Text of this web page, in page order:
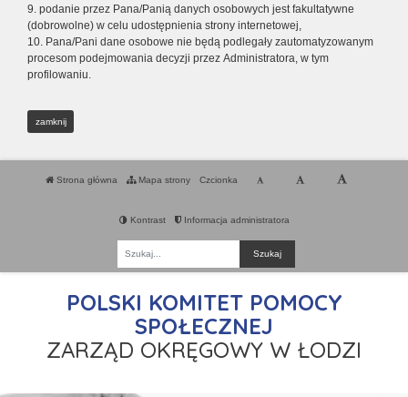
9. podanie przez Pana/Panią danych osobowych jest fakultatywne
(dobrowolne) w celu udostępnienia strony internetowej,
10. Pana/Pani dane osobowe nie będą podlegały zautomatyzowanym
procesom podejmowania decyzji przez Administratora, w tym
profilowaniu.
zamknij
Strona główna Mapa strony Czcionka
Kontrast Informacja administratora
POLSKI KOMITET POMOCY
SPOŁECZNEJ
ZARZĄD OKRĘGOWY W ŁODZI